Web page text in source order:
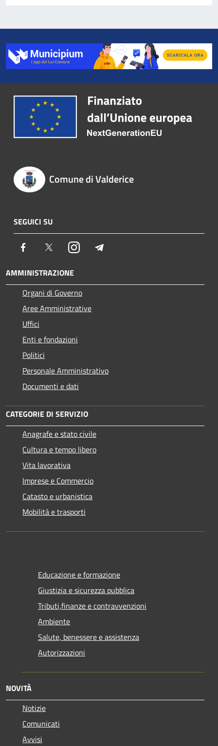
Comune di Valderice
SEGUICI SU
Facebook TwitterInstagram
AMMINISTRAZIONE
Organi di Governo
Aree Amministrative
Uffici
Enti e fondazioni
Politici
Personale Amministrativo
Documenti e dati
CATEGORIE DI SERVIZIO
Anagrafe e stato civile
Cultura e tempo libero
Vita lavorativa
Imprese e Commercio
Catasto e urbanistica
Mobilità e trasporti
Educazione e formazione
Giustizia e sicurezza pubblica
Tributi,finanze e contravvenzioni
Ambiente
Salute, benessere e assistenza
Autorizzazioni
NOVITÀ
Notizie
Comunicati
Avvisi